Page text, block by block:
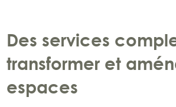
Des services
transformer et
espaces